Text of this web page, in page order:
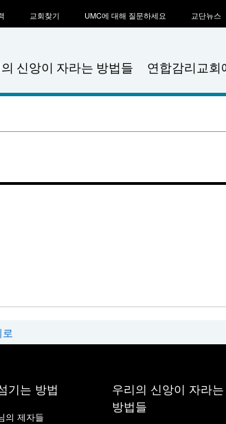
신앙이 자라는 방법들 연합감리교회
교회찾기 UMC에 대해 질문하세요 교단뉴스
기는 방법
의 제자들
우리의 신앙이 자라는
방법들